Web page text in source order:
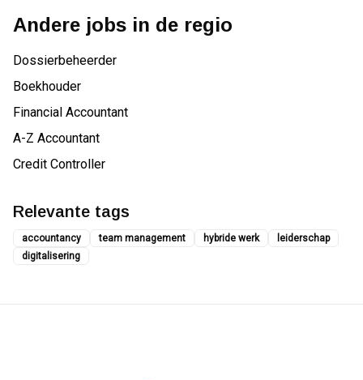
Andere jobs in de regio
Dossierbeheerder
Boekhouder
Financial Accountant
A-Z Accountant
Credit Controller
Relevante tags
accountancy team management hybride werk
leiderschap
digitalisering